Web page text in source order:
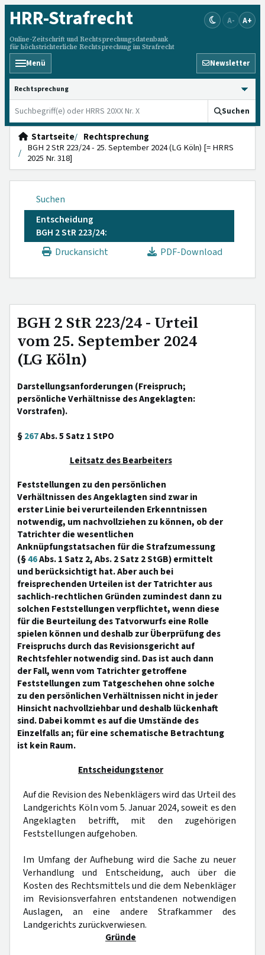
HRR-Strafrecht
Online-Zeitschrift und Rechtsprechungsdatenbank
für höchstrichterliche Rechtsprechung im Strafrecht
A- A+
Menü Newsletter
HRRS durchsuchen
Suchen
Startseite
Rechtsprechung
BGH 2 StR 223/24 - 25. September 2024 (LG Köln) [= HRRS
2025 Nr. 318]
Suchen
Entscheidung
BGH 2 StR 223/24:
Druckansicht
PDF-Download
BGH 2 StR 223/24 - Urteil
vom 25. September 2024
(LG Köln)
Darstellungsanforderungen (Freispruch;
persönliche Verhältnisse des Angeklagten:
Vorstrafen).
§267Abs. 5 Satz 1 StPO
Leitsatz des Bearbeiters
Feststellungen zu den persönlichen
Verhältnissen des Angeklagten sind zwar in
erster Linie bei verurteilenden Erkenntnissen
notwendig, um nachvollziehen zu können, ob der
Tatrichter die wesentlichen
Anknüpfungstatsachen für die Strafzumessung
(§46Abs. 1 Satz 2, Abs. 2 Satz 2 StGB) ermittelt
und berücksichtigt hat. Aber auch bei
freisprechenden Urteilen ist der Tatrichter aus
sachlich-rechtlichen Gründen zumindest dann zu
solchen Feststellungen verpflichtet, wenn diese
für die Beurteilung des Tatvorwurfs eine Rolle
spielen können und deshalb zur Überprüfung des
Freispruchs durch das Revisionsgericht auf
Rechtsfehler notwendig sind. Das ist auch dann
der Fall, wenn vom Tatrichter getroffene
Feststellungen zum Tatgeschehen ohne solche
zu den persönlichen Verhältnissen nicht in jeder
Hinsicht nachvollziehbar und deshalb lückenhaft
sind. Dabei kommt es auf die Umstände des
Einzelfalls an; für eine schematische Betrachtung
ist kein Raum.
Entscheidungstenor
Auf die Revision des Nebenklägers wird das Urteil des
Landgerichts Köln vom 5. Januar 2024, soweit es den
Angeklagten betrifft, mit den zugehörigen
Feststellungen aufgehoben.
Im Umfang der Aufhebung wird die Sache zu neuer
Verhandlung und Entscheidung, auch über die
Kosten des Rechtsmittels und die dem Nebenkläger
im Revisionsverfahren entstandenen notwendigen
Auslagen, an eine andere Strafkammer des
Landgerichts zurückverwiesen.
Gründe